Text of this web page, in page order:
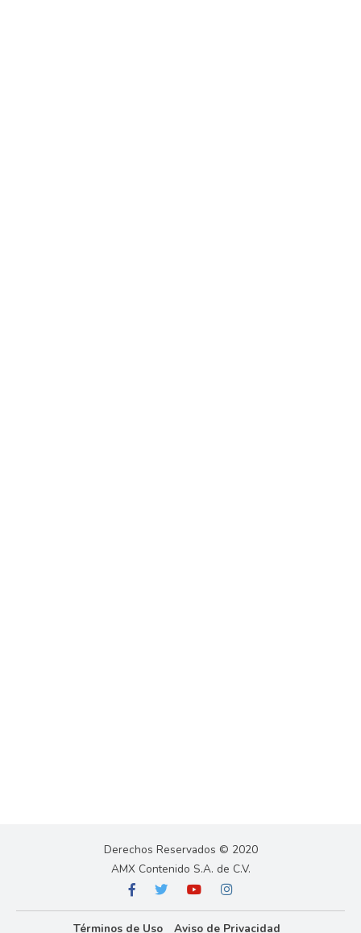
Derechos Reservados © 2020
AMX Contenido S.A. de C.V.
Términos de Uso Aviso de Privacidad